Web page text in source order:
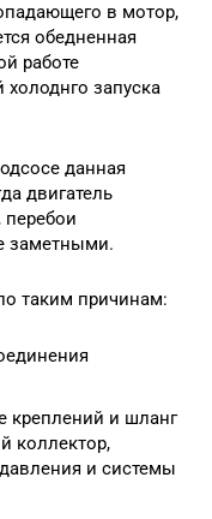
в мотор,
обедненная
работе
запуска
данная
двигатель
перебои
заметными.
таким причинам:
креплений и шланг
коллектор,
и системы